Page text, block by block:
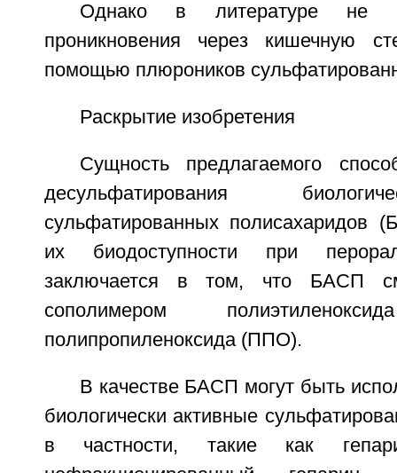
Однако в литературе не
проникновения через кишечную
помощью плюроников
Раскрытие изобретения
Сущность предлагаемого
десульфатирования
сульфатированных полисахаридов
их биодоступности при
заключается в том, что БАСП
сополимером
полипропиленоксида (ППО).
В качестве БАСП могут быть
биологически активные
в частности, такие как